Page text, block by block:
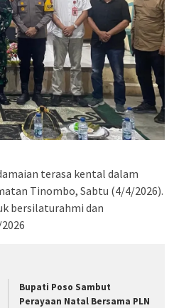
terasa kental dalam
Tinombo, Sabtu (4/4/2026).
bersilaturahmi dan
Bupati Poso Sambut
Perayaan Natal Bersama PLN